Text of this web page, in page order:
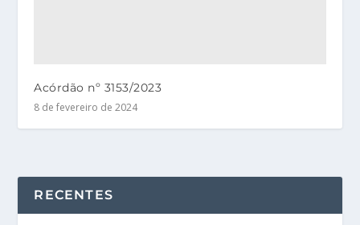
Acórdão nº 3153/2023
8 de fevereiro de 2024
RECENTES